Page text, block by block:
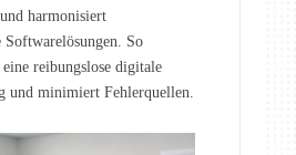
harmonisiert
Softwarelösungen. So
reibungslose digitale
und minimiert Fehlerquellen.